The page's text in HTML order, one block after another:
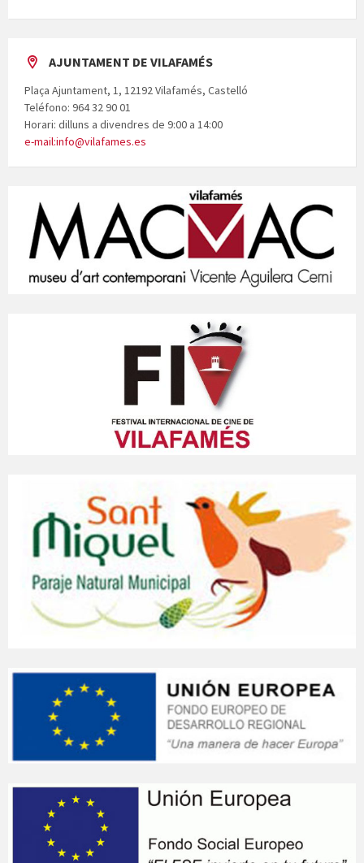
AJUNTAMENT DE VILAFAMÉS
Plaça Ajuntament, 1, 12192 Vilafamés, Castelló
Teléfono: 964 32 90 01
Horari: dilluns a divendres de 9:00 a 14:00
e-mail:info@vilafames.es